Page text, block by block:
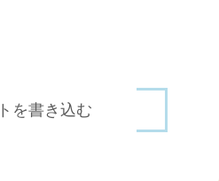
を書き込む